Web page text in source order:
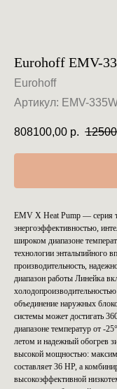
Eurohoff EMV-
Eurohoff
Артикул: EMV-
808100,00 р.
EMV X Heat Pump — серия
энергоэффективностью,
широком диапазоне
технологии энтальпийного
производительность,
диапазон работы Линейка
объединение наружных
системы может достигать
диапазоне температур от -
летом и надежный обогрев
высокой мощностью:
составляет 36 HP, а
высокоэффективной